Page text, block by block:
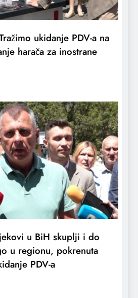
ukidanje PDV-a na
harača za inostrane
u BiH skuplji i do
u regionu, pokrenuta
PDV-a